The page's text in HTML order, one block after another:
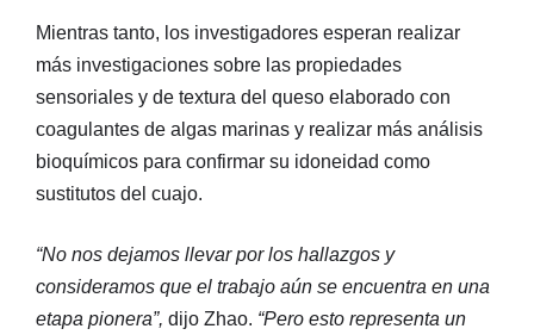
Mientras tanto, los investigadores esperan realizar
más investigaciones sobre las propiedades
sensoriales y de textura del queso elaborado con
coagulantes de algas marinas y realizar más análisis
bioquímicos para confirmar su idoneidad como
sustitutos del cuajo.
“No nos dejamos llevar por los hallazgos y
consideramos que el trabajo aún se encuentra en una
etapa pionera”, dijo Zhao. “Pero esto representa un